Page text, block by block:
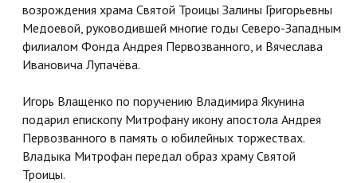
возрождения храма Святой Троицы Залины Григорьевны
Медоевой, руководившей многие годы Северо-Западным
филиалом Фонда Андрея Первозванного, и Вячеслава
Ивановича Лупачёва.
Игорь Влащенко по поручению Владимира Якунина
подарил епископу Митрофану икону апостола Андрея
Первозванного в память о юбилейных торжествах.
Владыка Митрофан передал образ храму Святой
Троицы.